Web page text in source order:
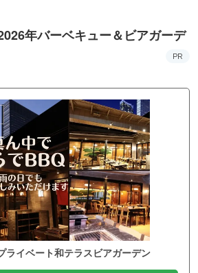
年バーベキュー＆ビアガーデ
PR
ライベート和テラスビアガーデン